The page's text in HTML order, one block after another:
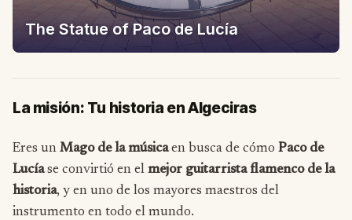
The Statue of Paco de Lucía
La misión: Tu historia en Algeciras
Eres un Mago de la músicaen busca de cómo Paco de
Lucíase convirtió en el mejor guitarrista flamenco de la
historia, y en uno de los mayores maestros del
instrumento en todo el mundo.